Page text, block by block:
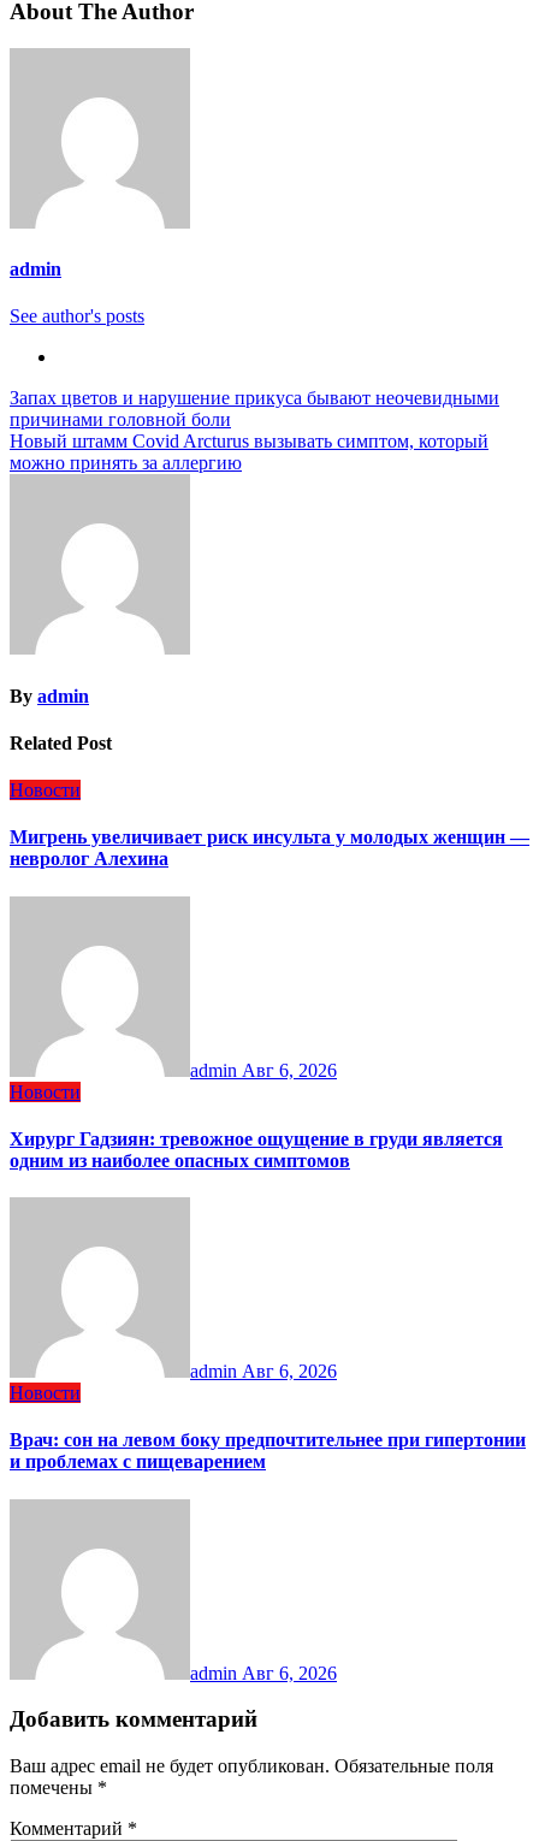
About The Author
admin
See author's posts
Навигация
по
записям
Запах цветов и нарушение прикуса бывают неочевидными
причинами головной боли
Новый штамм Covid Arcturus вызывать симптом, который
можно принять за аллергию
By admin
Related Post
Новости
Мигрень увеличивает риск инсульта у молодых женщин —
невролог Алехина
admin Авг 6, 2026
Новости
Хирург Гадзиян: тревожное ощущение в груди является
одним из наиболее опасных симптомов
admin Авг 6, 2026
Новости
Врач: сон на левом боку предпочтительнее при гипертонии
и проблемах с пищеварением
admin Авг 6, 2026
Добавить комментарий
Ваш адрес email не будет опубликован. Обязательные поля
помечены *
Комментарий *